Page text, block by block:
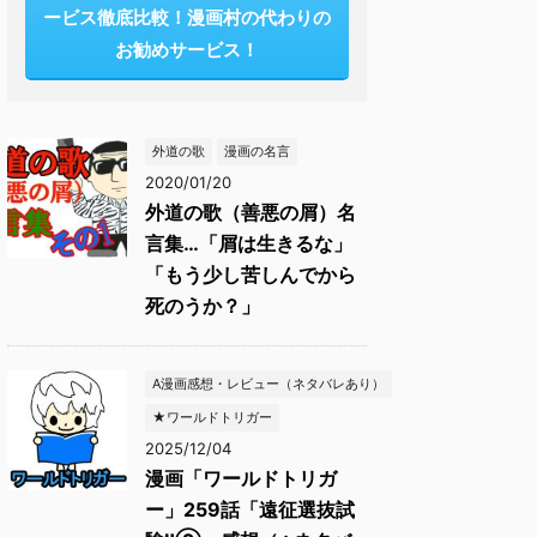
ービス徹底比較！漫画村の代わりの
お勧めサービス！
外道の歌 漫画の名言
2020/01/20
外道の歌（善悪の屑）名
言集…「屑は生きるな」
「もう少し苦しんでから
死のうか？」
A漫画感想・レビュー（ネタバレあり）
★ワールドトリガー
2025/12/04
漫画「ワールドトリガ
ー」259話「遠征選抜試